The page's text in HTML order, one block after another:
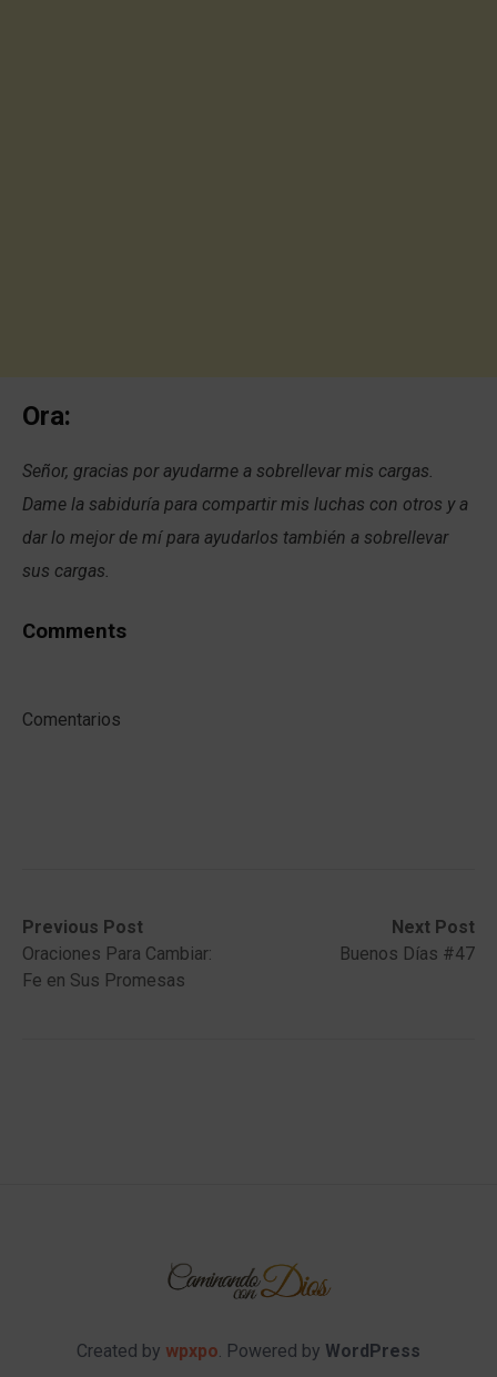
Ora:
Señor, gracias por ayudarme a sobrellevar mis cargas.
Dame la sabiduría para compartir mis luchas con otros y a
dar lo mejor de mí para ayudarlos también a sobrellevar
sus cargas.
Comments
Comentarios
Post
navigation
Previous Post
Previous
post:Oraciones Para Cambiar:
Fe en Sus Promesas
Next Post
Next
post:
Buenos Días #47
Created by wpxpo. Powered by WordPress